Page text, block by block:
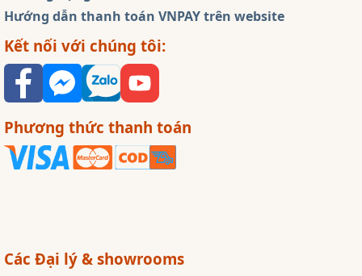
Hướng dẫn thanh toán VNPAY trên website
Kết nối với chúng tôi:
Phương thức thanh toán
Các Đại lý & showrooms